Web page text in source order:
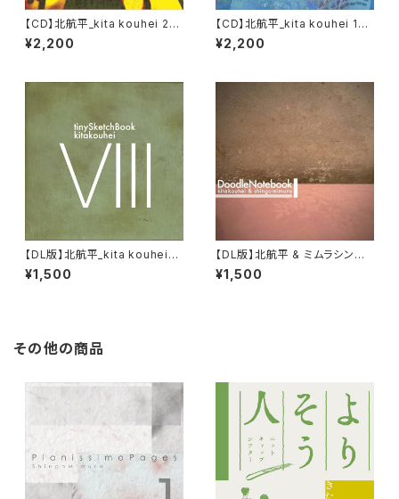
【CD】北航平_kita kouhei 2n
d Album『akashic records』
¥2,200
【CD】北航平_kita kouhei 1st
Album『endless cycle of re
birth』
¥2,200
【DL版】北航平_kita kouhei『ti
nySketchBook Ⅷ』
¥1,500
【DL版】北航平 & ミムラシンゴ
『Doodle Notebook I』
¥1,500
その他の商品